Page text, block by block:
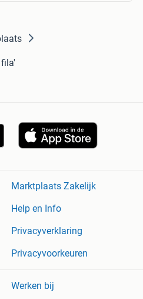
Marktplaats Zakelijk
Help en Info
Privacyverklaring
Privacyvoorkeuren
Werken bij